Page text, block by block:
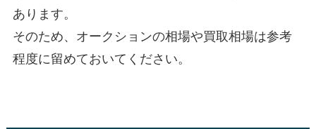
あります。
そのため、オークションの相場や買取相場は参考
程度に留めておいてください。